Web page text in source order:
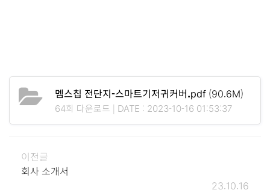
멤스칩 전단지-스마트기저귀커버.pdf(90.6M)
64회 다운로드 | DATE : 2023-10-16 01:53:37
이전글
회사 소개서
23.10.16